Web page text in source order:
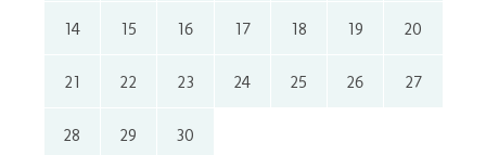
14 15 16 17 18 19 20
21 22 23 24 25 26 27
28 29 30